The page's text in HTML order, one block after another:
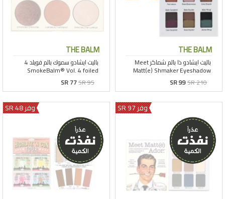
THE BALM
SR 99SR 210
THE BALM
SR 77SR 95
وفر 97 SR وفر 48 SR